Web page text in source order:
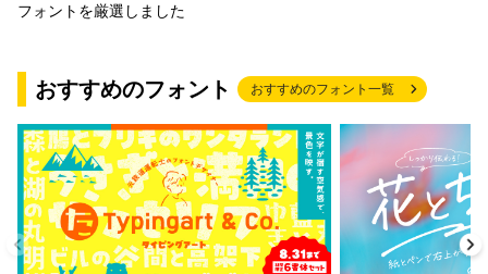
フォントを厳選しました
おすすめのフォント おすすめのフォント一覧